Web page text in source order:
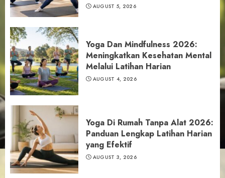
AUGUST 5, 2026
Yoga Dan Mindfulness 2026:
Meningkatkan Kesehatan Mental
Melalui Latihan Harian
AUGUST 4, 2026
Yoga Di Rumah Tanpa Alat 2026:
Panduan Lengkap Latihan Harian
yang Efektif
AUGUST 3, 2026